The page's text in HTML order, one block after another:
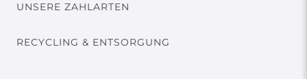
UNSERE ZAHLARTEN
RECYCLING & ENTSORGUNG